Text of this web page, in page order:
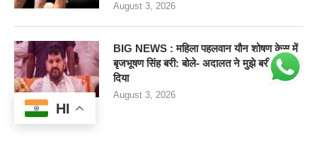
August 3, 2026
BIG NEWS : महिला पहलवान यौन शोषण केस में
बृजभूषण सिंह बरी: बोले- अदालत ने मुझे बरी कर
दिया
August 3, 2026
HI